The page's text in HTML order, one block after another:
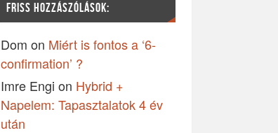
FRISS HOZZÁSZÓLÁSOK:
Dom on Miért is fontos a ‘6-
confirmation’ ?
Imre Engi on Hybrid +
Napelem: Tapasztalatok 4 év
után